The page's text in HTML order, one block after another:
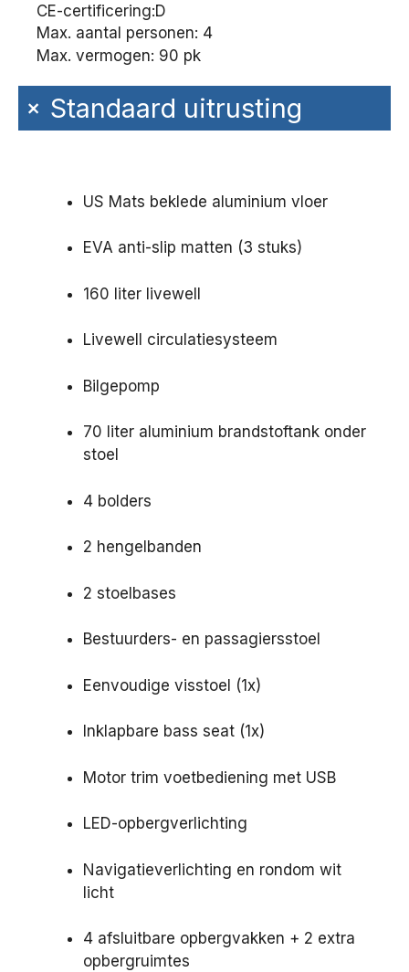
CE-certificering:D
Max. aantal personen: 4
Max. vermogen: 90 pk
+Standaard uitrusting
US Mats beklede aluminium vloer
EVA anti-slip matten (3 stuks)
160 liter livewell
Livewell circulatiesysteem
Bilgepomp
70 liter aluminium brandstoftank onder
stoel
4 bolders
2 hengelbanden
2 stoelbases
Bestuurders- en passagiersstoel
Eenvoudige visstoel (1x)
Inklapbare bass seat (1x)
Motor trim voetbediening met USB
LED-opbergverlichting
Navigatieverlichting en rondom wit
licht
4 afsluitbare opbergvakken + 2 extra
opbergruimtes